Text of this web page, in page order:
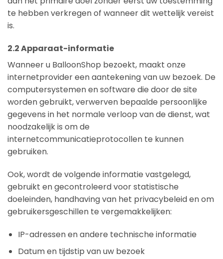
te hebben verkregen of wanneer dit wettelijk vereist
is.
2.2 Apparaat-informatie
Wanneer u BalloonShop bezoekt, maakt onze
internetprovider een aantekening van uw bezoek. De
computersystemen en software die door de site
worden gebruikt, verwerven bepaalde persoonlijke
gegevens in het normale verloop van de dienst, wat
noodzakelijk is om de
internetcommunicatieprotocollen te kunnen
gebruiken.
Ook, wordt de volgende informatie vastgelegd,
gebruikt en gecontroleerd voor statistische
doeleinden, handhaving van het privacybeleid en om
gebruikersgeschillen te vergemakkelijken:
IP-adressen en andere technische informatie
Datum en tijdstip van uw bezoek